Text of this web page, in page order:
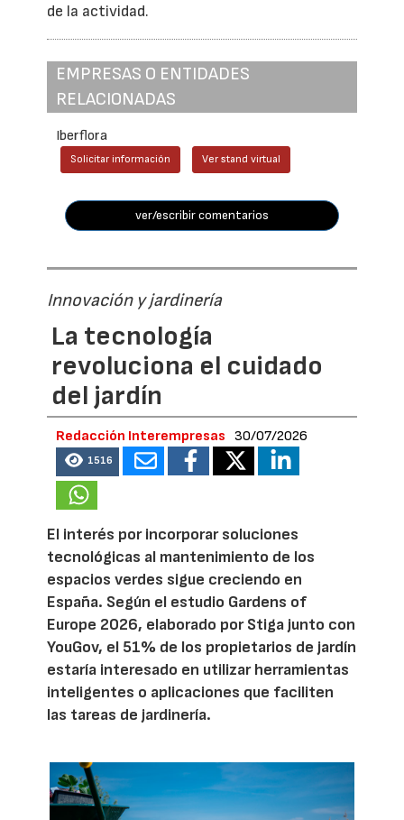
de la actividad.
EMPRESAS O ENTIDADES
RELACIONADAS
Iberflora
Solicitar información Ver stand virtual
ver/escribir comentarios
Innovación y jardinería
La tecnología
revoluciona el cuidado
del jardín
Redacción Interempresas 30/07/2026
1516
El interés por incorporar soluciones
tecnológicas al mantenimiento de los
espacios verdes sigue creciendo en
España. Según el estudio Gardens of
Europe 2026, elaborado por Stiga junto con
YouGov, el 51% de los propietarios de jardín
estaría interesado en utilizar herramientas
inteligentes o aplicaciones que faciliten
las tareas de jardinería.